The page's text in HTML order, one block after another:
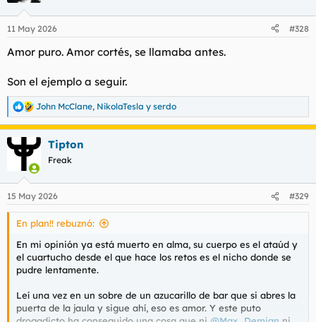
e
:
11 May 2026 #328
Amor puro. Amor cortés, se llamaba antes.
Son el ejemplo a seguir.
R
e
a
c
c
e
s
John McClane, NikolaTesla y serdo
Tipton
Freak
15 May 2026 #329
En plan!! rebuznó:
En mi opinión ya está muerto en alma, su cuerpo es el ataúd y
el cuartucho desde el que hace los retos es el nicho donde se
pudre lentamente.
Leí una vez en un sobre de un azucarillo de bar que si abres la
puerta de la jaula y sigue ahí, eso es amor. Y este puto